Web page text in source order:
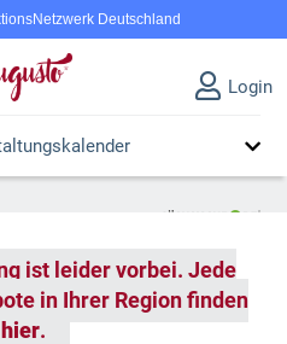
Deutschland
Login
ist leider vorbei. Jede
in Ihrer Region finden
hier.